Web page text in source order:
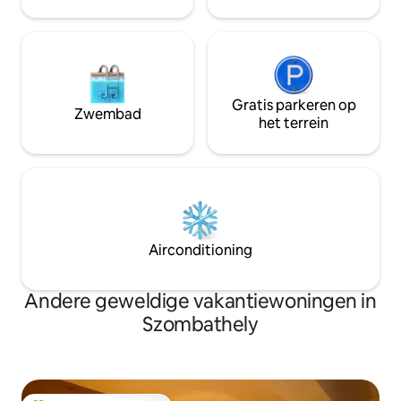
Toeristenbelasting ter plaatse te
Zwembad
Gratis parkeren op
het terrein
Airconditioning
Andere geweldige vakantiewoningen in
Szombathely